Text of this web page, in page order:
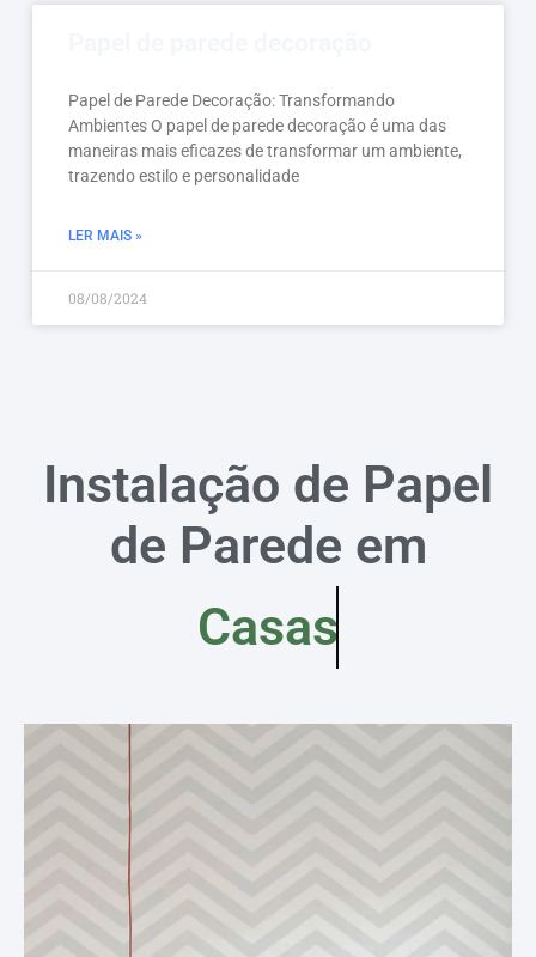
Papel de Parede Decoração: Transformando
Ambientes O papel de parede decoração é uma das
maneiras mais eficazes de transformar um ambiente,
trazendo estilo e personalidade
LER MAIS »
08/08/2024
Instalação de Papel
de Parede em
Casas